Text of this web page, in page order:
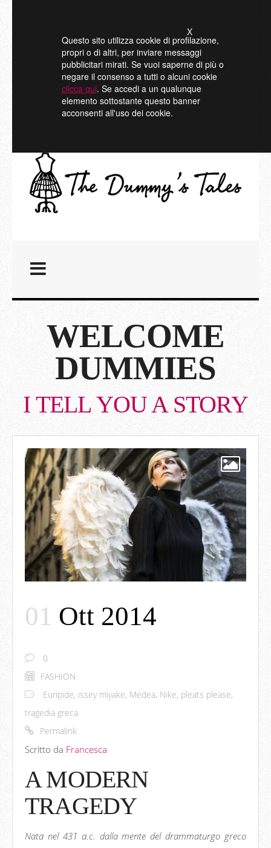
Questo sito utilizza cookie di profilazione,
propri o di altri, per inviare messaggi
pubblicitari mirati. Se vuoi saperne di più o
negare il consenso a tutti o alcuni cookie
clicca qui. Se accedi a un qualunque
elemento sottostante questo banner
acconsenti all'uso dei cookie.
X
WELCOME
DUMMIES
I TELL YOU A STORY
01 Ott 2014
0
FASHION
Euripide, issey miyake, Medea, Nike, pleats please,
tragedia greca
Permalink
Scritto da Francesca
A MODERN
TRAGEDY
Nata nel 431 a.c. dalla mente del drammaturgo greco